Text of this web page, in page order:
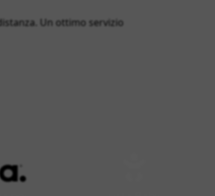
Un ottimo servizio